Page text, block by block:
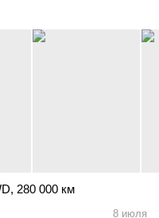
, 280 000 км
8 июля